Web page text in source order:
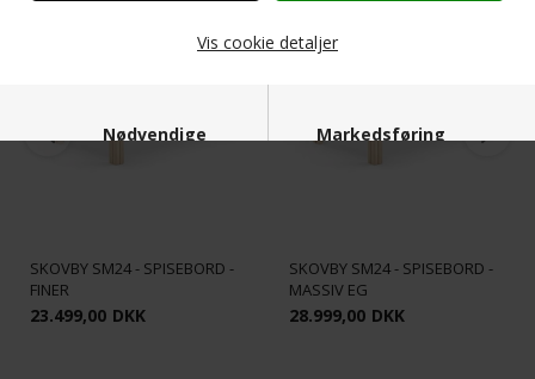
Vis cookie detaljer
Nødvendige Markedsføring
Statistiske
SKOVBY SM24 - SPISEBORD -
FINER
23.499,00 DKK
SKOVBY SM24 - SPISEBORD -
MASSIV EG
28.999,00 DKK